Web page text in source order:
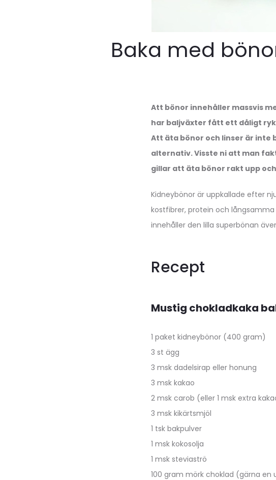
Baka med
Att bönor innehåller massvis
har baljväxter fått ett dåligt
Att äta bönor och linser är inte
alternativ. Visste ni att man
gillar att äta bönor rakt upp
Kidneybönor är uppkallade efter
kostfibrer, protein och
innehåller den lilla superbönan
Recept
Mustig chokladkaka
1 paket kidneybönor (400 gram)
3 st ägg
3 msk dadelsirap eller honung
3 msk kakao
2 msk carob (eller 1 msk extra
3 msk kikärtsmjöl
1 tsk bakpulver
1 msk kokosolja
1 msk steviaströ
100 gram mörk choklad (gärna en